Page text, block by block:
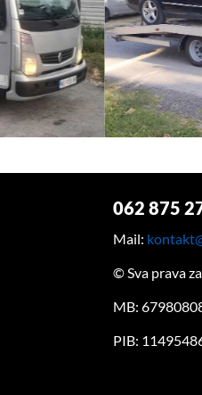
062 875
Mail:
© Sva prava
MB:
PIB: